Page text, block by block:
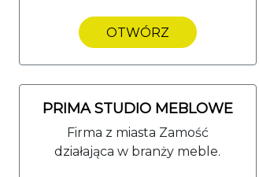
OTWÓRZ
PRIMA STUDIO MEBLOWE
Firma z miasta Zamość
działająca w branży meble.